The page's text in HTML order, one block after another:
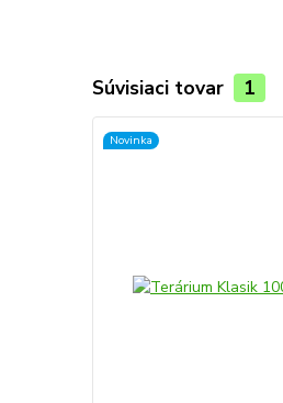
Súvisiaci tovar 1
Novinka